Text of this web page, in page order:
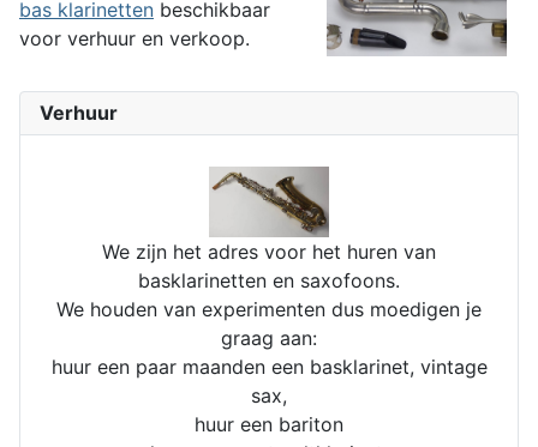
Verhuur
We zijn het adres voor het huren van
basklarinetten en saxofoons.
We houden van experimenten dus moedigen je
graag aan:
huur een paar maanden een basklarinet, vintage
sax,
huur een bariton
bas klarinetten beschikbaar
voor verhuur en verkoop.